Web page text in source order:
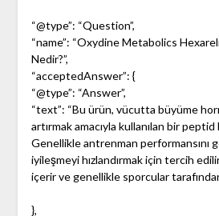
“@type”: “Question”,
“name”: “Oxydine Metabolics
Nedir?”,
“acceptedAnswer”: {
“@type”: “Answer”,
“text”: “Bu ürün, vücutta büyüme
artırmak amacıyla kullanılan bir
Genellikle antrenman performansını
iyileşmeyi hızlandırmak için tercih
içerir ve genellikle sporcular tarafından
},